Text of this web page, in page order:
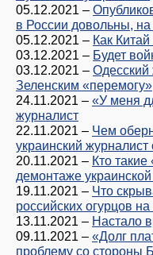
05.12.2021 –
в России довольны,
05.12.2021 – Как
03.12.2021 – Будет
03.12.2021 – Одесский
Зеленским «перемогу»
24.11.2021 – «У меня
журналист
22.11.2021 – Чем
украинский
20.11.2021 – Кто такие
демонтаже украинской
19.11.2021 – Что
российских огурцов
13.11.2021 – Настало
09.11.2021 – «Долг
проблему со стороны